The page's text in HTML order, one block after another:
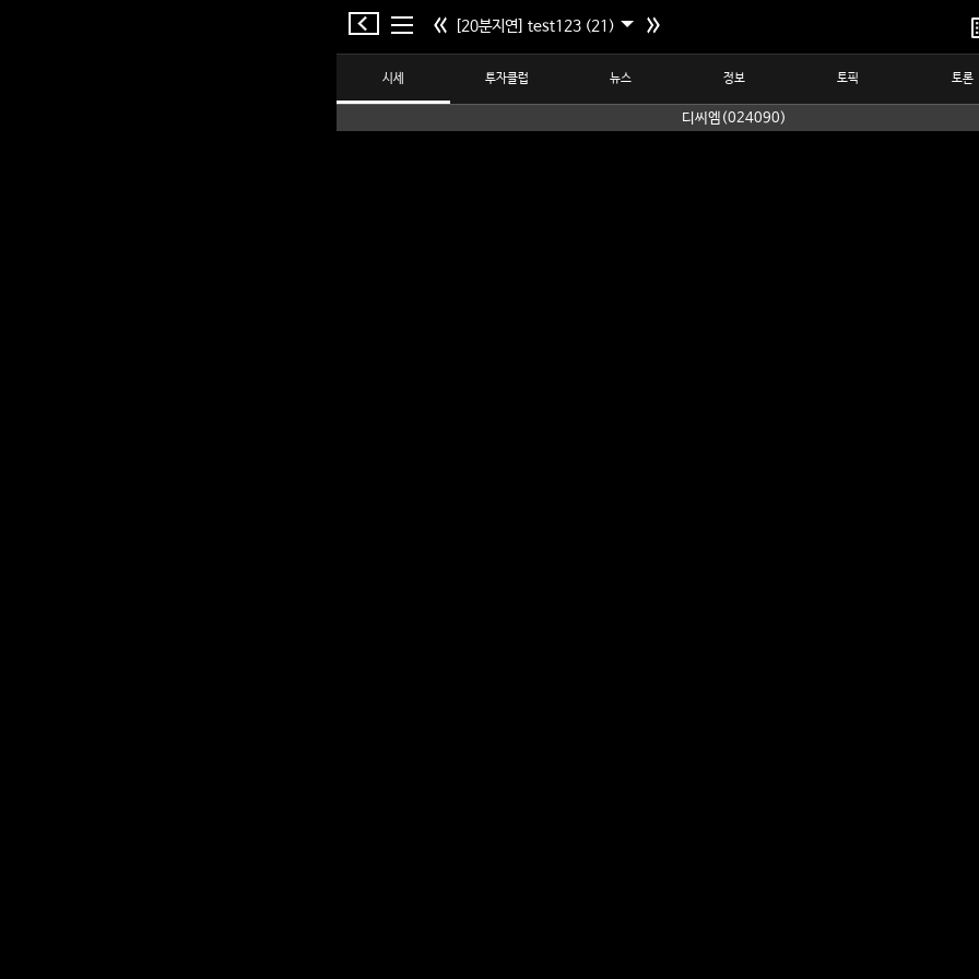
[20분지연] test123 (21)
시세 투자클럽 뉴스 정보 토픽 토론
디씨엠(024090)